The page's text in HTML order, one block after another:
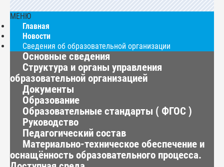
МЕНЮ
Главная
Новости
Сведения об образовательной организации
Основные сведения
Структура и органы управления
образовательной организацией
Документы
Образование
Образовательные стандарты ( ФГОС )
Руководство
Педагогический состав
Материально-техническое обеспечение и
оснащённость образовательного процесса.